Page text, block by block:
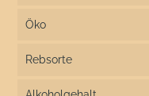
Öko
Rebsorte